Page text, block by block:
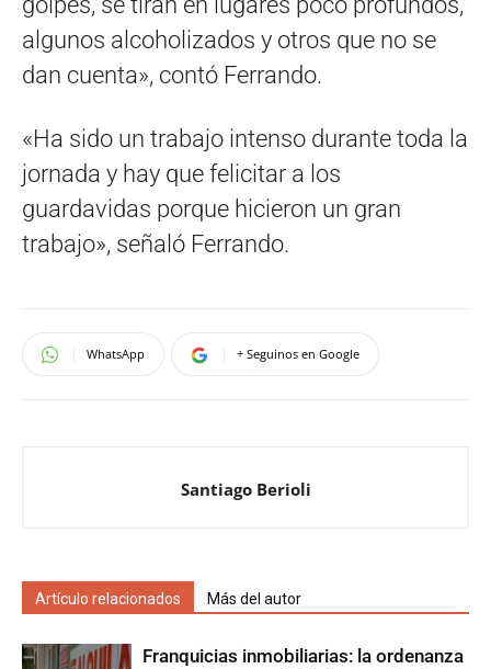
algunos alcoholizados y otros que no se
dan cuenta», contó Ferrando.
«Ha sido un trabajo intenso durante toda la
jornada y hay que felicitar a los
guardavidas porque hicieron un gran
trabajo», señaló Ferrando.
WhatsApp + Seguinos en Google
Santiago Berioli
Artículo relacionados Más del autor
Franquicias inmobiliarias: la ordenanza